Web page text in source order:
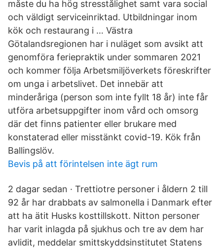
måste du ha hög stresstålighet samt vara social
och väldigt serviceinriktad. Utbildningar inom
kök och restaurang i … Västra
Götalandsregionen har i nuläget som avsikt att
genomföra feriepraktik under sommaren 2021
och kommer följa Arbetsmiljöverkets föreskrifter
om unga i arbetslivet. Det innebär att
minderåriga (person som inte fyllt 18 år) inte får
utföra arbetsuppgifter inom vård och omsorg
där det finns patienter eller brukare med
konstaterad eller misstänkt covid-19. Kök från
Ballingslöv.
Bevis på att förintelsen inte ägt rum
2 dagar sedan · Trettiotre personer i åldern 2 till
92 år har drabbats av salmonella i Danmark efter
att ha ätit Husks kosttillskott. Nitton personer
har varit inlagda på sjukhus och tre av dem har
avlidit, meddelar smittskyddsinstitutet Statens